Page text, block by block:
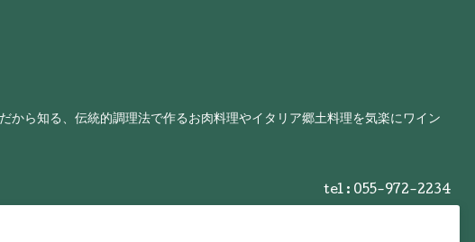
ら知る、伝統的調理法で作るお肉料理やイタリア郷土料理を気楽にワイン
tel : 055-972-2234